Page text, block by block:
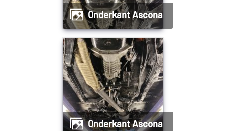
Onderkant Ascona
Onderkant Ascona